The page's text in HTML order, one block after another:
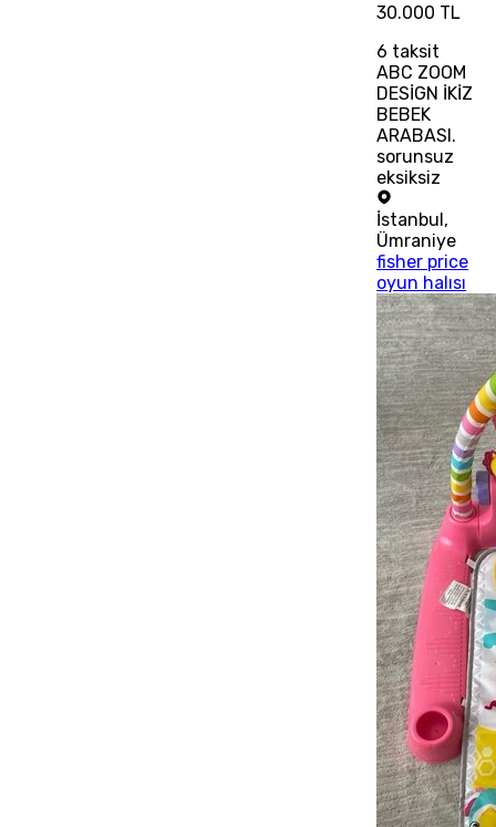
30.000 TL
6 taksit
ABC ZOOM
DESİGN İKİZ
BEBEK
ARABASI.
sorunsuz
eksiksiz
İstanbul ,
Ümraniye
fisher price
oyun halısı